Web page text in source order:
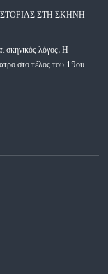
ΣΤΗ ΣΚΗΝΗ
σκηνικός λόγος. Η
στο τέλος του 19ου